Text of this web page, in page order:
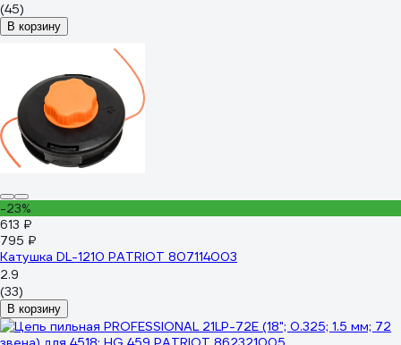
(45)
В корзину
-23%
613 ₽
795 ₽
Катушка DL-1210 PATRIOT 807114003
2.9
(33)
В корзину